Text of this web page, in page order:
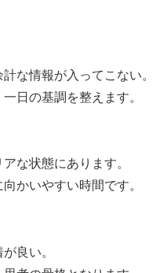
な情報が入ってこない。
日の基調を整えます。
な状態にあります。
かいやすい時間です。
良い。